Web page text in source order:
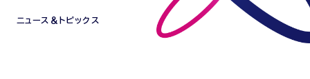
ニュース＆トピックス